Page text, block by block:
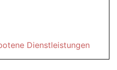
Dienstleistungen